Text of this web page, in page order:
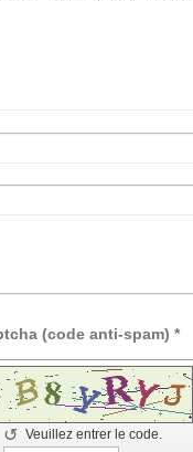
Captcha (code anti-spam) *
Veuillez entrer le code.
↺